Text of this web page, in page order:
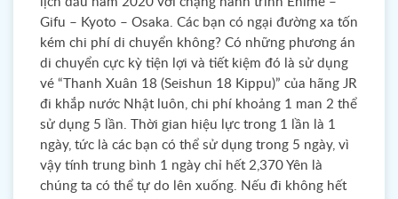
Gifu – Kyoto – Osaka. Các bạn có ngại đường xa tốn
kém chi phí di chuyển không? Có những phương án
di chuyển cực kỳ tiện lợi và tiết kiệm đó là sử dụng
vé “Thanh Xuân 18 (Seishun 18 Kippu)” của hãng JR
đi khắp nước Nhật luôn, chi phí khoảng 1 man 2 thể
sử dụng 5 lần. Thời gian hiệu lực trong 1 lần là 1
ngày, tức là các bạn có thể sử dụng trong 5 ngày, vì
vậy tính trung bình 1 ngày chỉ hết 2,370 Yên là
chúng ta có thể tự do lên xuống. Nếu đi không hết